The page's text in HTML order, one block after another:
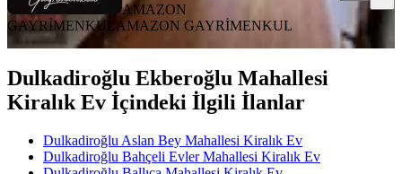
AMAZON
GAYRİMENKULAMAZON GAYRİMENKUL
Dulkadiroğlu Ekberoğlu Mahallesi
Kiralık Ev İçindeki İlgili İlanlar
Dulkadiroğlu Aslan Bey Mahallesi Kiralık Ev
Dulkadiroğlu Bahçeli Evler Mahallesi Kiralık Ev